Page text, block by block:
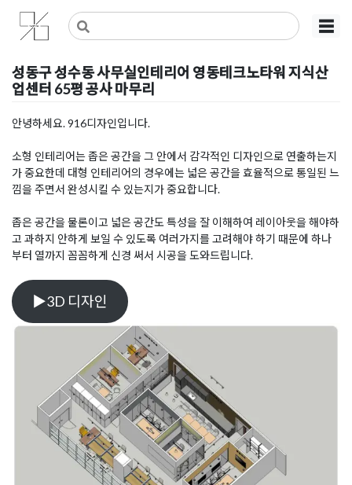
Skip
content
사무실인테리어 디자인 공사 비용견적 플랫폼
사무실인테리어 916
☰
성동구 성수동 사무실인테리어 영동테크노타워 지식산
업센터 65평 공사 마무리
Posted on2021년 1월 28일
안녕하세요. 916디자인입니다.
소형 인테리어는 좁은 공간을 그 안에서 감각적인 디자인으로 연출하는지
가 중요한데 대형 인테리어의 경우에는 넓은 공간을 효율적으로 통일된 느
낌을 주면서 완성시킬 수 있는지가 중요합니다.
좁은 공간을 물론이고 넓은 공간도 특성을 잘 이해하여 레이아웃을 해야하
고 과하지 안하게 보일 수 있도록 여러가지를 고려해야 하기 때문에 하나
부터 열까지 꼼꼼하게 신경 써서 시공을 도와드립니다.
▶3D 디자인